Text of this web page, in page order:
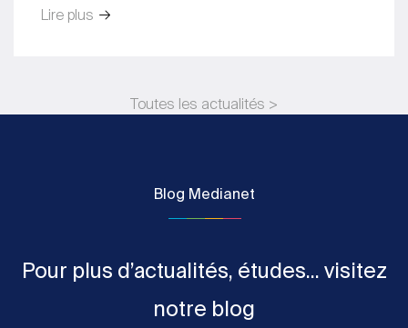
Lire plus
Toutes les actualités >
Blog Medianet
Pour plus d’actualités, études... visitez
notre blog